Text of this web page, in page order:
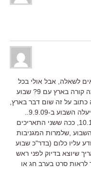
לשאלה, אבל אולי בכל
זאת ישסיכוי שתדע אז אני שואל בכז"ת- מה קורה בארץ עם 9? שבוע
כתוב על זה שום דבר בארץ,
ב-9.9.09..
ומנגד, אצל לב כתוב שהוא יעלה בכלל ב10.10, ככה ששני התאריכים
,שלמרות המגניבות
עליו כלום (בדר"כ שבוע
שיוצא בדיוק לפני ראש
לראות סרט בערב חג או